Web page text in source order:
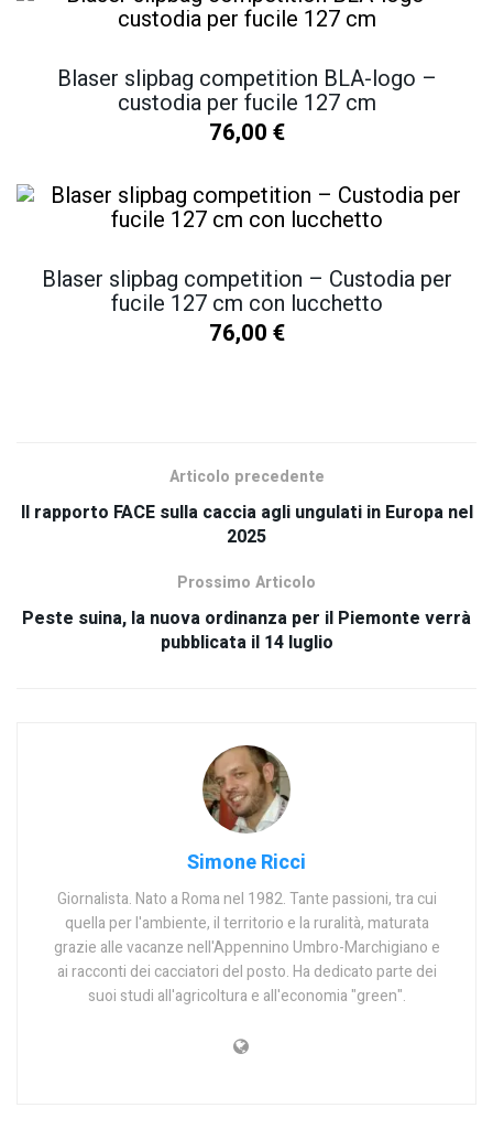
Blaser slipbag competition BLA-logo –
custodia per fucile 127 cm
76,00 €
Blaser slipbag competition – Custodia per
fucile 127 cm con lucchetto
76,00 €
Articolo precedente
Il rapporto FACE sulla caccia agli ungulati in Europa nel
2025
Prossimo Articolo
Peste suina, la nuova ordinanza per il Piemonte verrà
pubblicata il 14 luglio
Simone Ricci
Giornalista. Nato a Roma nel 1982. Tante passioni, tra cui
quella per l'ambiente, il territorio e la ruralità, maturata
grazie alle vacanze nell'Appennino Umbro-Marchigiano e
ai racconti dei cacciatori del posto. Ha dedicato parte dei
suoi studi all'agricoltura e all'economia "green".